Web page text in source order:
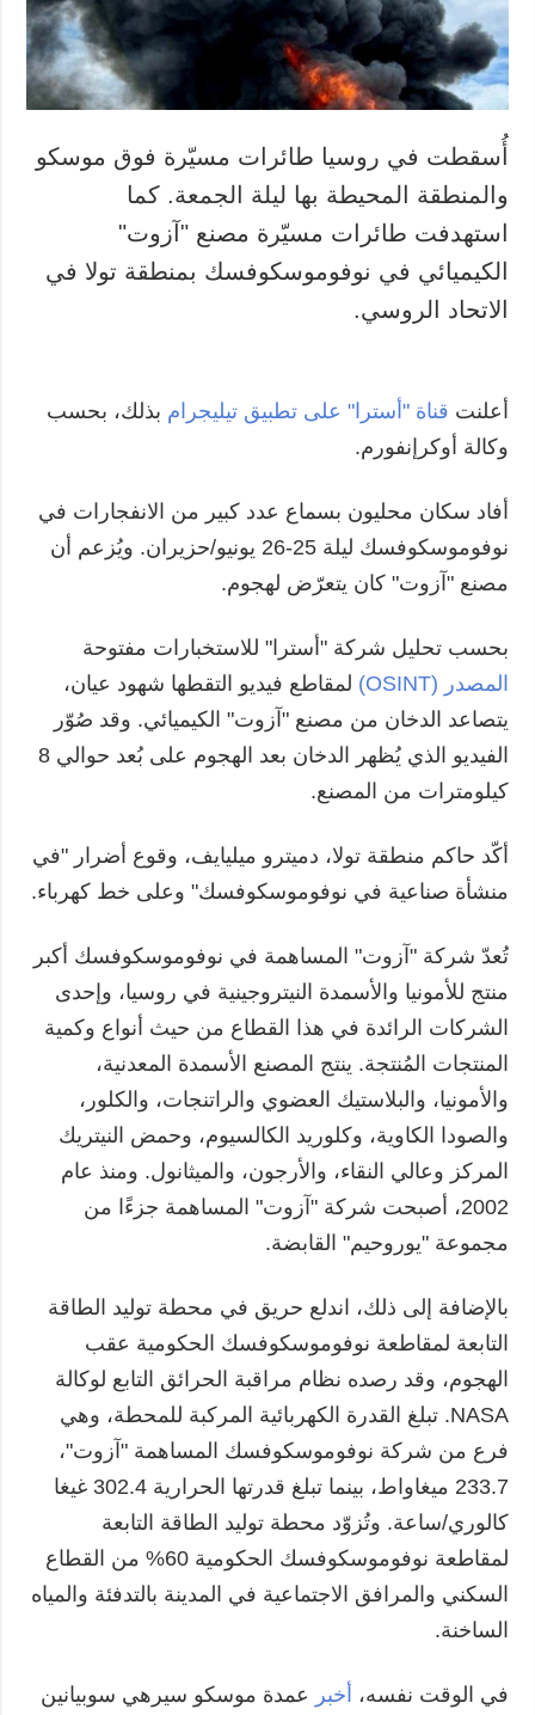
أُسقطت في روسيا طائرات مسيّرة فوق موسكو
والمنطقة المحيطة بها ليلة الجمعة. كما
استهدفت طائرات مسيّرة مصنع "آزوت"
الكيميائي في نوفوموسكوفسك بمنطقة تولا في
الاتحاد الروسي.
أعلنت قناة "أسترا" على تطبيق تيليجرام بذلك، بحسب
وكالة أوكرإنفورم.
أفاد سكان محليون بسماع عدد كبير من الانفجارات في
نوفوموسكوفسك ليلة 25-26 يونيو/حزيران. ويُزعم أن
مصنع "آزوت" كان يتعرّض لهجوم.
بحسب تحليل شركة "أسترا" للاستخبارات مفتوحة
المصدر (OSINT)
لمقاطع فيديو التقطها شهود عيان،
يتصاعد الدخان من مصنع "آزوت" الكيميائي. وقد صُوّر
الفيديو الذي يُظهر الدخان بعد الهجوم على بُعد حوالي 8
كيلومترات من المصنع.
أكّد حاكم منطقة تولا، دميترو ميليايف، وقوع أضرار "في
منشأة صناعية في نوفوموسكوفسك" وعلى خط كهرباء.
تُعدّ شركة "آزوت" المساهمة في نوفوموسكوفسك أكبر
منتج للأمونيا والأسمدة النيتروجينية في روسيا، وإحدى
الشركات الرائدة في هذا القطاع من حيث أنواع وكمية
المنتجات المُنتجة. ينتج المصنع الأسمدة المعدنية،
والأمونيا، والبلاستيك العضوي والراتنجات، والكلور،
والصودا الكاوية، وكلوريد الكالسيوم، وحمض النيتريك
المركز وعالي النقاء، والأرجون، والميثانول. ومنذ عام
2002، أصبحت شركة "آزوت" المساهمة جزءًا من
مجموعة "يوروحيم" القابضة.
بالإضافة إلى ذلك، اندلع حريق في محطة توليد الطاقة
التابعة لمقاطعة نوفوموسكوفسك الحكومية عقب
الهجوم، وقد رصده نظام مراقبة الحرائق التابع لوكالة
NASA. تبلغ القدرة الكهربائية المركبة للمحطة، وهي
فرع من شركة نوفوموسكوفسك المساهمة "آزوت"،
233.7 ميغاواط، بينما تبلغ قدرتها الحرارية 302.4 غيغا
كالوري/ساعة. وتُزوّد محطة توليد الطاقة التابعة
لمقاطعة نوفوموسكوفسك الحكومية 60% من القطاع
السكني والمرافق الاجتماعية في المدينة بالتدفئة والمياه
الساخنة.
في الوقت نفسه، أخبر عمدة موسكو سيرهي سوبيانين